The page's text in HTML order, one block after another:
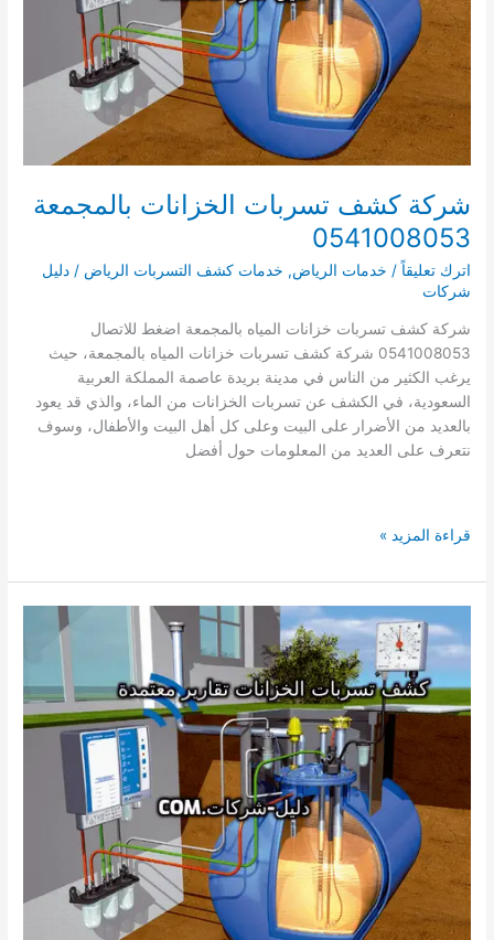
شركة كشف تسربات الخزانات بالمجمعة
0541008053
اترك تعليقاً / خدمات الرياض, خدمات كشف التسربات الرياض /دليل
شركات
شركة كشف تسربات خزانات المياه بالمجمعة اضغط للاتصال
0541008053 شركة كشف تسربات خزانات المياه بالمجمعة، حيث
يرغب الكثير من الناس في مدينة بريدة عاصمة المملكة العربية
السعودية، في الكشف عن تسربات الخزانات من الماء، والذي قد يعود
بالعديد من الأضرار على البيت وعلى كل أهل البيت والأطفال، وسوف
نتعرف على العديد من المعلومات حول أفضل
شركة
تسربات
الخزانات
بالمجمعة
0541008053
قراءة المزيد »